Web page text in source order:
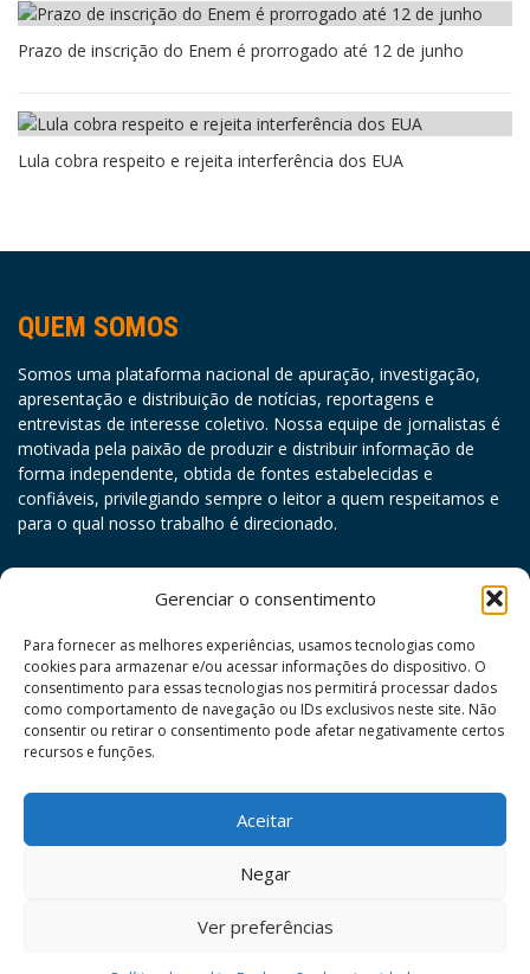
Gerenciar o consentimento
Para fornecer as melhores experiências, usamos tecnologias como
cookies para armazenar e/ou acessar informações do dispositivo. O
consentimento para essas tecnologias nos permitirá processar dados
como comportamento de navegação ou IDs exclusivos neste site. Não
consentir ou retirar o consentimento pode afetar negativamente certos
recursos e funções.
Aceitar
Negar
Ver preferências
Prazo de inscrição do Enem é prorrogado até 12 de junho
Lula cobra respeito e rejeita interferência dos EUA
QUEM SOMOS
Somos uma plataforma nacional de apuração, investigação,
apresentação e distribuição de notícias, reportagens e
entrevistas de interesse coletivo. Nossa equipe de jornalistas é
motivada pela paixão de produzir e distribuir informação de
forma independente, obtida de fontes estabelecidas e
confiáveis, privilegiando sempre o leitor a quem respeitamos e
para o qual nosso trabalho é direcionado.
D
S T Q Q S
S
1
2
3 4 5 6 7
8
9
10
16
17 18 19 20 21
22
26